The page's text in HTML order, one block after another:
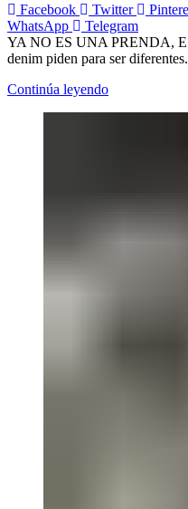
Facebook
Twitter
WhatsApp
Telegram
YA NO ES UNA PRENDA,
denim piden para ser
Continúa leyendo